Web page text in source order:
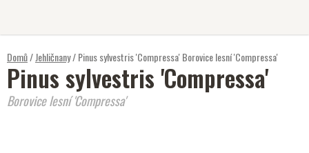
Domů/Jehličnany/Pinus sylvestris 'Compressa'Borovice lesní 'Compressa'
Pinus sylvestris 'Compressa'
Borovice lesní 'Compressa'